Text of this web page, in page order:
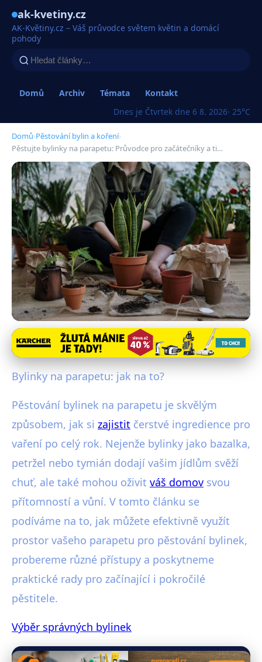
ak-kvetiny.cz
AK-Květiny.cz – Váš průvodce světem květin a domácí
pohody
Domů Archiv Témata
Kontakt
Dnes je Čtvrtek dne 6 8. 2026· 25°C
Domů›Pěstování bylin a koření›
Pěstujte bylinky na parapetu: Průvodce pro začátečníky a ti…
Pěstování bylin a koření
Pěstujte bylinky na parapetu:
· 4 min čtení · Autor: Michal Novotinský
Bylinky na parapetu: jak na to?
Pěstování bylinek na parapetu je skvělým
způsobem, jak si zajistit čerstvé ingredience pro
vaření po celý rok. Nejenže bylinky jako bazalka,
petržel nebo tymián dodají vašim jídlům svěží
chuť, ale také mohou oživit váš domov svou
přítomností a vůní. V tomto článku se
podíváme na to, jak můžete efektivně využít
prostor vašeho parapetu pro pěstování bylinek,
probereme různé přístupy a poskytneme
praktické rady pro začínající i pokročilé
pěstitele.
Výběr správných bylinek